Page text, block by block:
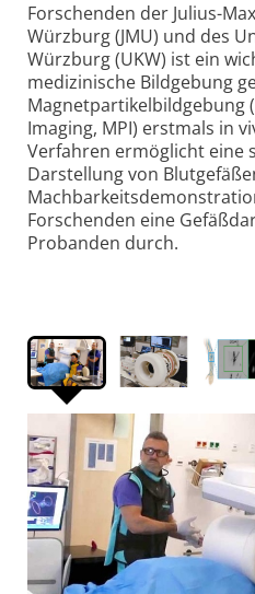
Forschenden der Julius-
Würzburg (JMU) und des
Würzburg (UKW) ist ein
medizinische Bildgebung
Magnetpartikelbildgebung
Imaging, MPI) erstmals in
Verfahren ermöglicht eine
Darstellung von
Forschenden eine
Probanden durch.